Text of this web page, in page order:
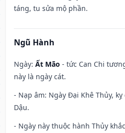
táng, tu sửa mộ phần.
Ngũ Hành
Ngày: Ất Mão - tức Can Chi
này là ngày cát.
- Nạp âm: Ngày Đại Khê Thủy,
Dậu.
- Ngày này thuộc hành Thủy